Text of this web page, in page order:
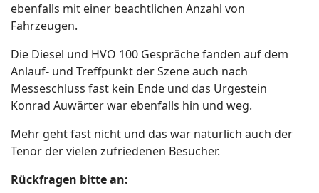
ebenfalls mit einer beachtlichen Anzahl von
Fahrzeugen.
Die Diesel und HVO 100 Gespräche fanden auf dem
Anlauf- und Treffpunkt der Szene auch nach
Messeschluss fast kein Ende und das Urgestein
Konrad Auwärter war ebenfalls hin und weg.
Mehr geht fast nicht und das war natürlich auch der
Tenor der vielen zufriedenen Besucher.
Rückfragen bitte an: